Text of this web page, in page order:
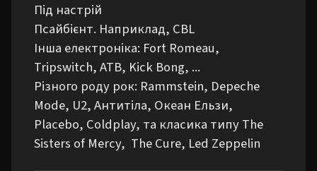
Під настрій
Псайбієнт. Наприклад, CBL
Інша електроніка: Fort Romeau,
Tripswitch, ATB, Kick Bong, ...
Різного роду рок: Rammstein, Depeche
Mode, U2, Антитіла, Океан Ельзи,
Placebo, Coldplay, та класика типу The
Sisters of Mercy,  The Cure, Led Zeppelin